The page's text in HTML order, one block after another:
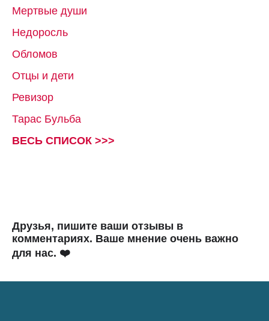
Мертвые души
Недоросль
Обломов
Отцы и дети
Ревизор
Тарас Бульба
ВЕСЬ СПИСОК >>>
Друзья, пишите ваши отзывы в
комментариях. Ваше мнение очень важно
для нас. ❤️